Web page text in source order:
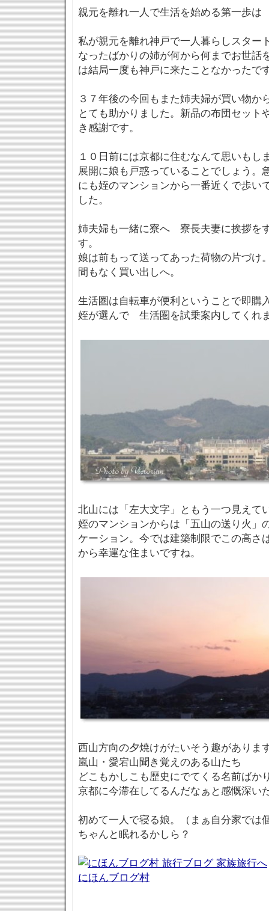
親元を離れ一人で生活を始める第一歩
私が親元を離れ神戸で一人暮らしスター
なったばかりの姉が何から何までお世話
は結局一度も神戸に来たことなかったで
３７年後の今回もまた姉夫婦が買い物か
とても助かりました。新品の布団セット
き感謝です。
１０日前には京都に住むなんて思いも
展開に娘も戸惑っていることでしょう。
にも姪のマンションから一番近くで歩い
した。
姉夫婦も一緒に寮へ 寮長夫妻に挨拶を
す。
娘は前もって送ってあった荷物の片づけ
間もなく買い出しへ。
生活圏は自転車が便利ということで即購
姪が選んで 生活圏を試乗案内してくれ
北山には「左大文字」ともう一つ見えて
姪のマンションからは「五山の送り火」
ケーション。今では建築制限でこの高さ
から幸運な住まいですね。
西山方向の夕焼けがたいそう趣がありま
嵐山・愛宕山聞き覚えのある山たち
どこもかしこも歴史にでてくる名前ばか
京都に今滞在してるんだなぁと感慨深い
初めて一人で寝る娘。（まぁ自分家では
ちゃんと眠れるかしら？
にほんブログ村